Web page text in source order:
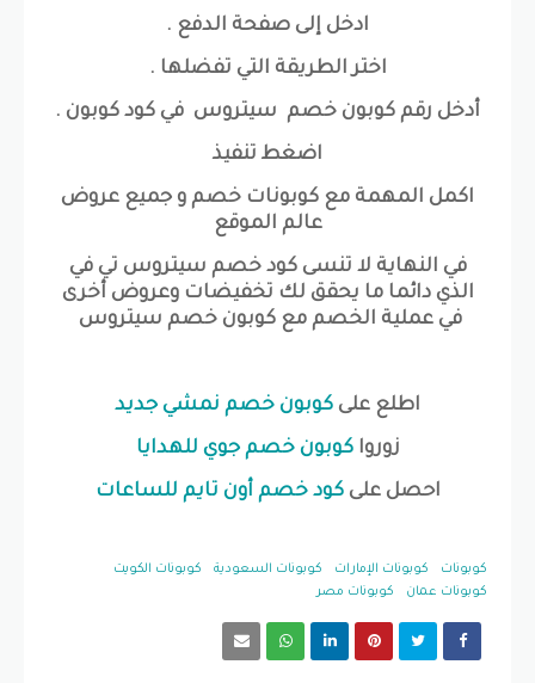
ادخل إلى صفحة الدفع .
اختر الطريقة التي تفضلها .
أدخل رقم كوبون خصم سيتروس في كود كوبون .
اضغط تنفيذ
اكمل المهمة مع كوبونات خصم و جميع عروض
عالم الموقع
في النهاية لا تنسى كود خصم سيتروس تي في
الذي دائما ما يحقق لك تخفيضات وعروض أخرى
في عملية الخصم مع كوبون خصم سيتروس
اطلع على كوبون خصم نمشي جديد
زورواكوبون خصم جوي للهدايا
احصل علىكود خصم أون تايم للساعات
كوبونات كوبونات الإمارات كوبونات السعودية
كوبونات الكويت
كوبونات عمان
كوبونات مصر